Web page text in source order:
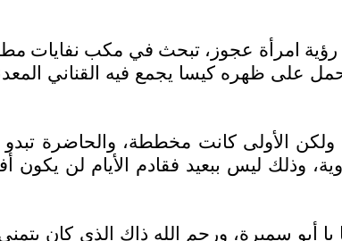
رؤية امرأة عجوز، تبحث في مكب
ظهره كيسا يجمع فيه القناني المعدنية
الأولى كانت مخططة، والحاضرة
وذلك ليس ببعيد فقادم الأيام لن
أبو سميرة، ورحم الله ذاك الذي كان